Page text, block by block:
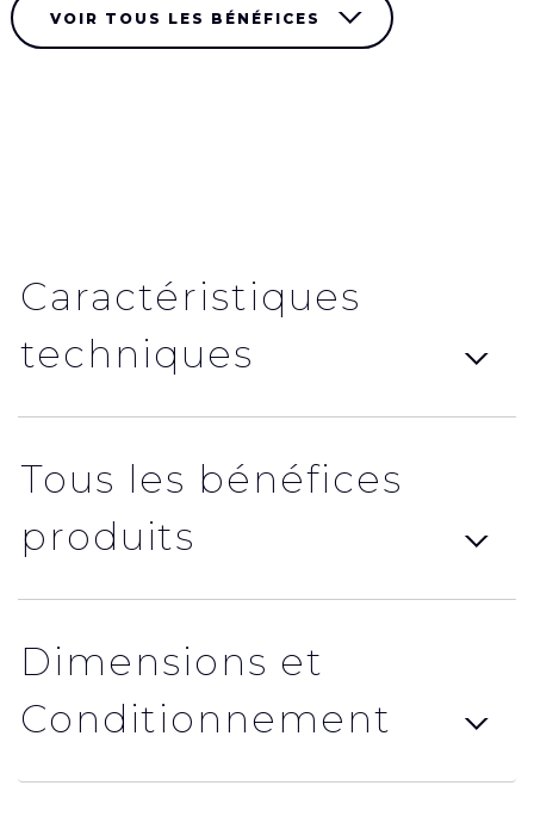
VOIR TOUS LES BÉNÉFICES
Caractéristiques
techniques
Tous les bénéfices
produits
Dimensions et
Conditionnement